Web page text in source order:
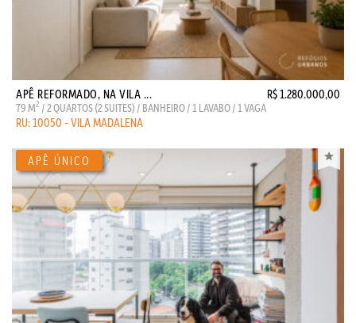
APÊ REFORMADO, NA VILA ... R$ 1.280.000,00
79 M2 / 2 QUARTOS (2 SUITES) / BANHEIRO / 1 LAVABO / 1 VAGA
RU: 10050 - VILA MADALENA